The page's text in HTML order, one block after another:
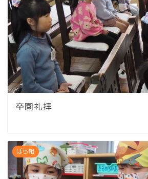
卒園礼拝
ばら組